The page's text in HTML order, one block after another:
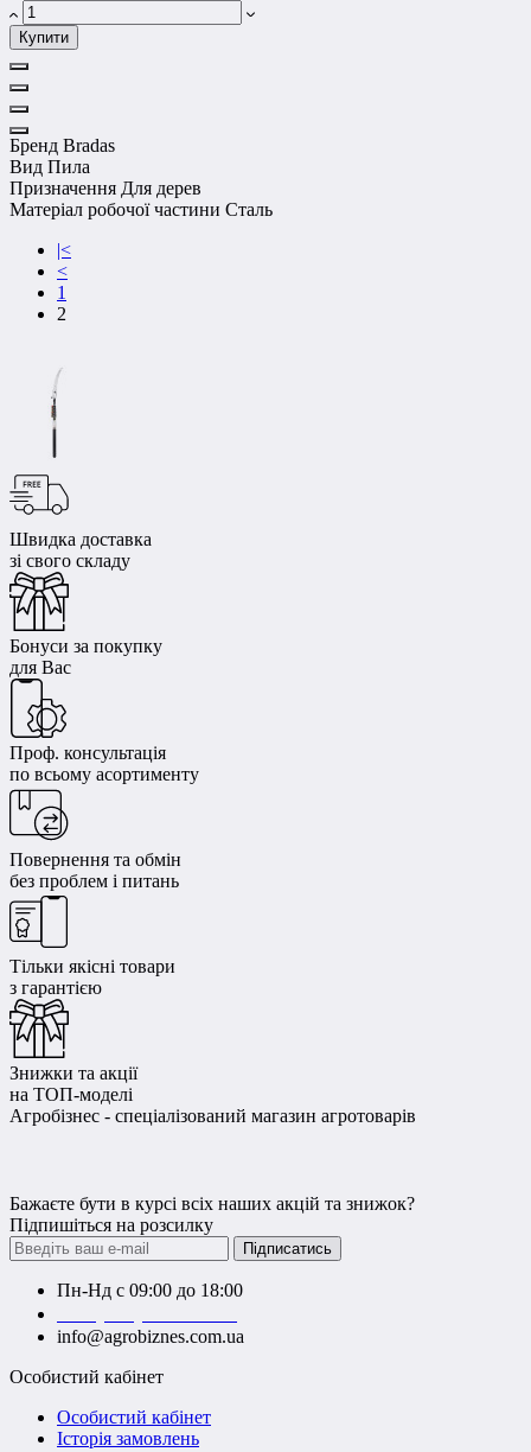
Купити
Бренд Bradas
Вид Пила
Призначення Для дерев
Матеріал робочої частини Сталь
|<
<
1
2
Швидка доставка
зі свого складу
Бонуси за покупку
для Вас
Проф. консультація
по всьому асортименту
Повернення та обмін
без проблем і питань
Тільки якісні товари
з гарантією
Знижки та акції
на ТОП-моделі
Агробізнес - спеціалізований магазин агротоварів
Бажаєте бути в курсі всіх наших акцій та знижок?
Підпишіться на розсилку
Підписатись
Пн-Нд с 09:00 до 18:00
info@agrobiznes.com.ua
Особистий кабінет
Особистий кабінет
Історія замовлень